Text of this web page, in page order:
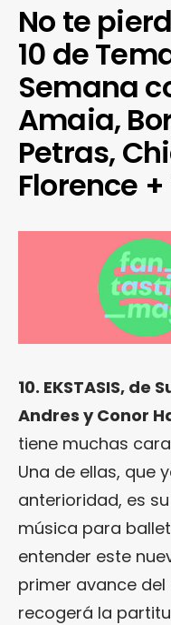
No te
10 de
Semana
Amaia,
Petras,
Florence
10. EKSTASIS, de
Andres y Conor
tiene muchas
Una de ellas, que
anterioridad, es
música para
entender este
primer avance del
recogerá la